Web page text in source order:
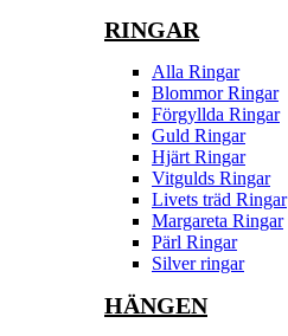
RINGAR
Alla Ringar
Blommor Ringar
Förgyllda Ringar
Guld Ringar
Hjärt Ringar
Vitgulds Ringar
Livets träd Ringar
Margareta Ringar
Pärl Ringar
Silver ringar
HÄNGEN